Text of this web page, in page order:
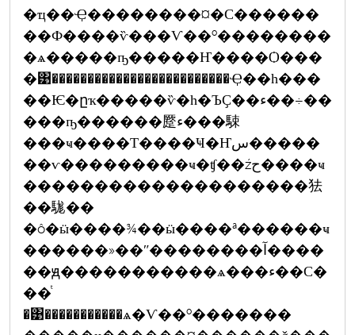
�ҵ��Ҿ��������¤�С������
��Ф����ѷ���Ѵ��º��������
�ѧ�����ҧ�����Ҥ����Ѻ���
�͹�������������������������Ҿ��һ���
��Ѥ�ըҡ�����ѷ�һ�ЪҪ��ء��÷��
���ҧ������蹷ء���駷
���ҹ����Т����Ҹ�Ҥس�����
��ѵ���������ҹ�ʧ��źح����ҹ
��������������������㹤
��駹��
�ô�ӹ����¾��ӹ����ª������ҹ
������»��ʺ��������آ����
��ԭ�����������ѧ���ء��С�
��ͭ
�͹�����������ѧ�Ѵ��º�������